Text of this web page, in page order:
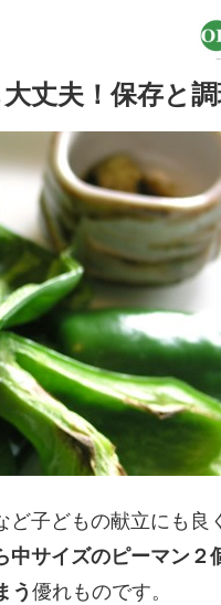
丈夫！保存と
ど子どもの献立にも
中サイズのピーマン
う 優れものです。